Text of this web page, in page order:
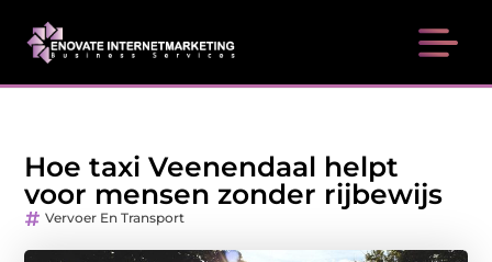
Hoe taxi Veenendaal helpt
voor mensen zonder rijbewijs
Vervoer En Transport